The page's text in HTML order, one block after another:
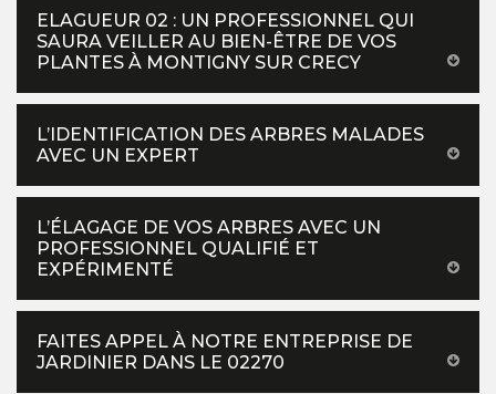
ELAGUEUR 02 : UN PROFESSIONNEL QUI
SAURA VEILLER AU BIEN-ÊTRE DE VOS
PLANTES À MONTIGNY SUR CRECY
L’IDENTIFICATION DES ARBRES MALADES
AVEC UN EXPERT
L’ÉLAGAGE DE VOS ARBRES AVEC UN
PROFESSIONNEL QUALIFIÉ ET
EXPÉRIMENTÉ
FAITES APPEL À NOTRE ENTREPRISE DE
JARDINIER DANS LE 02270